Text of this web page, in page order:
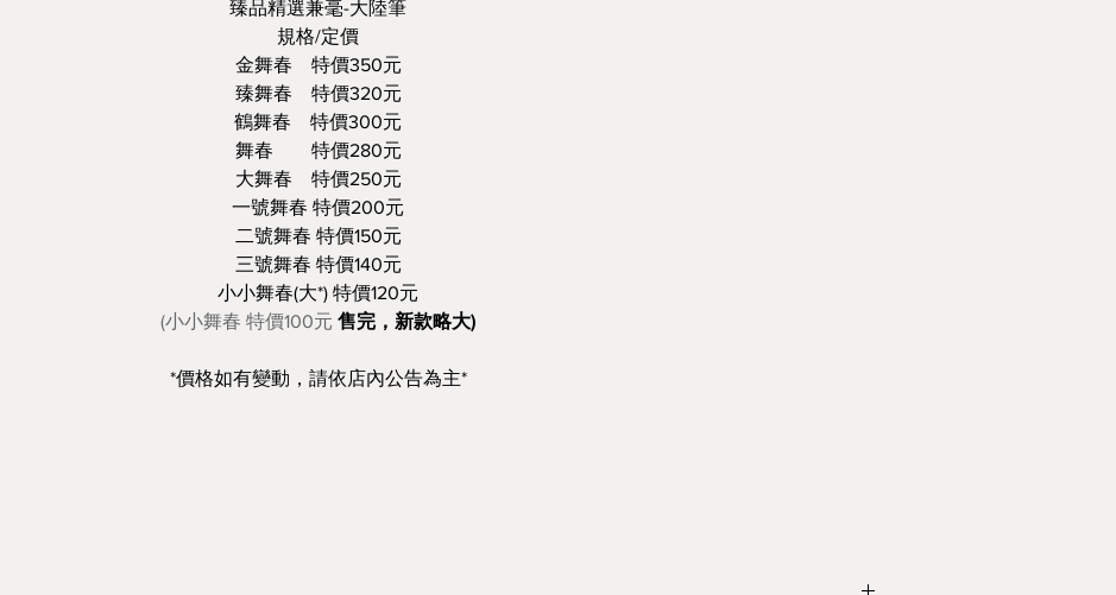
臻品精選兼毫-大陸筆
規格/定價
金舞春 特價350元
臻舞春 特價320元
鶴舞春 特價300元
舞春 特價280元
大舞春 特價250元
一號舞春 特價200元
二號舞春 特價150元
三號舞春 特價140元
小小舞春(大*) 特價120元
(小小舞春 特價100元 售完，新款略大)
*價格如有變動，請依店內公告為主*